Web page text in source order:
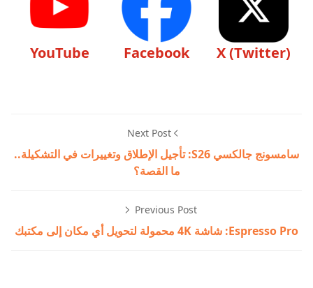
X (Twitter)
Facebook
YouTube
Next Post
سامسونج جالكسي S26: تأجيل الإطلاق وتغييرات في التشكيلة..
ما القصة؟
Previous Post
Espresso Pro: شاشة 4K محمولة لتحويل أي مكان إلى مكتبك